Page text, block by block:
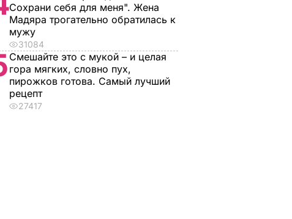
Сохрани себя для меня". Жена
Мадяра трогательно обратилась к
мужу
31084
Смешайте это с мукой – и целая
гора мягких, словно пух,
пирожков готова. Самый лучший
рецепт
27417